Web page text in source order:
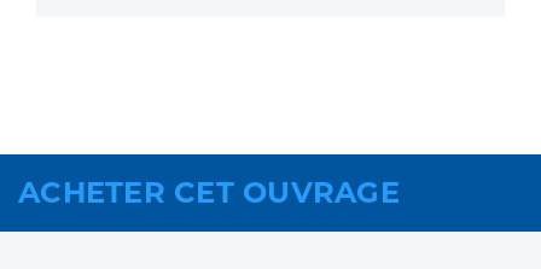
ACHETER CET OUVRAGE